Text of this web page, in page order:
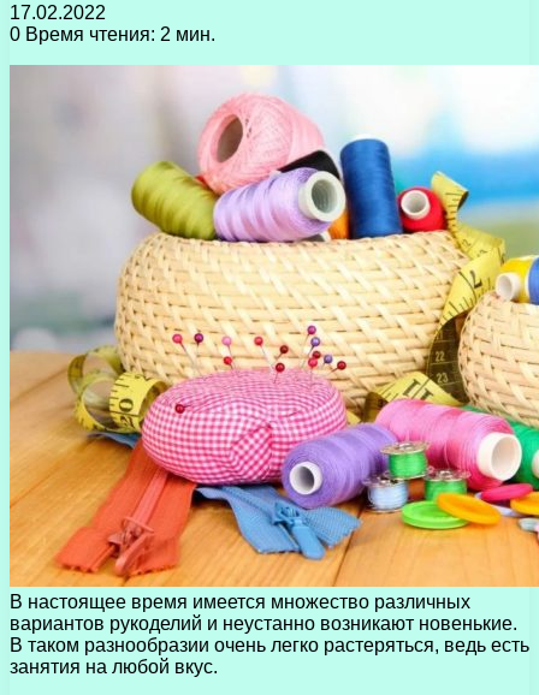
17.02.2022
0 Время чтения: 2 мин.
В настоящее время имеется множество различных
вариантов рукоделий и неустанно возникают новенькие.
В таком разнообразии очень легко растеряться, ведь есть
занятия на любой вкус.